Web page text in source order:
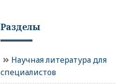
Разделы
Научная литература для
специалистов